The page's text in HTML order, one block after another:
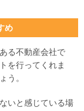
め
る不動産会社で
を行ってくれま
う。
いと感じている場